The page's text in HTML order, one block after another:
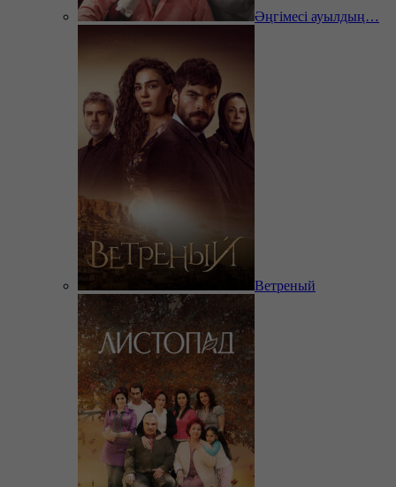
Әңгімесі ауылдың…
Ветреный